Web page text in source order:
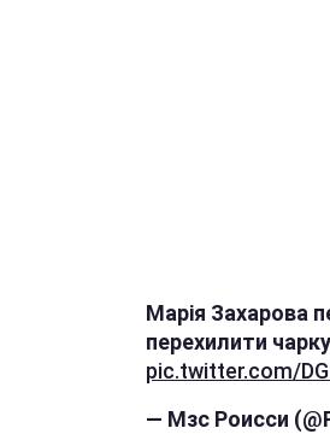
Марія Захарова
перехилити
pic.twitter.com/
— Мзс Роисси